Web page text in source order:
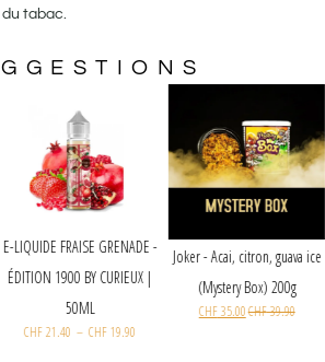
tabac.
Joker - Acai,
(Mystery
CHF35.00
E-LIQUIDE FRAISE GRENADE -
ÉDITION 1900 BY CURIEUX |
CHF21.40
glacés
Pulp